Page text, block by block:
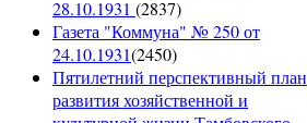
28.10.1931 (2837)
Газета "Коммуна" № 250 от
24.10.1931(2450)
Пятилетний перспективный план
развития хозяйственной и